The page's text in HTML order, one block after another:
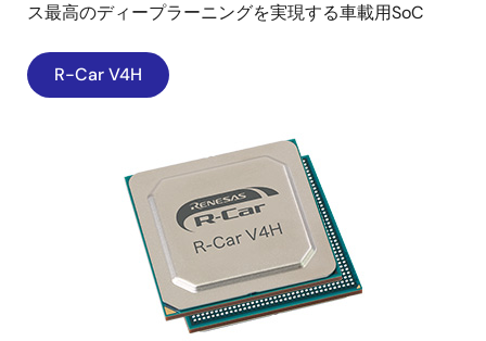
ス最高のディープラーニングを実現する車載用SoC
R-Car V4H